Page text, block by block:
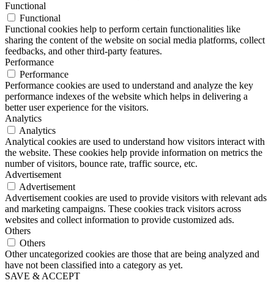
Functional
Functional
Functional cookies help to perform certain functionalities like
sharing the content of the website on social media platforms, collect
feedbacks, and other third-party features.
Performance
Performance
Performance cookies are used to understand and analyze the key
performance indexes of the website which helps in delivering a
better user experience for the visitors.
Analytics
Analytics
Analytical cookies are used to understand how visitors interact with
the website. These cookies help provide information on metrics the
number of visitors, bounce rate, traffic source, etc.
Advertisement
Advertisement
Advertisement cookies are used to provide visitors with relevant ads
and marketing campaigns. These cookies track visitors across
websites and collect information to provide customized ads.
Others
Others
Other uncategorized cookies are those that are being analyzed and
have not been classified into a category as yet.
SAVE & ACCEPT